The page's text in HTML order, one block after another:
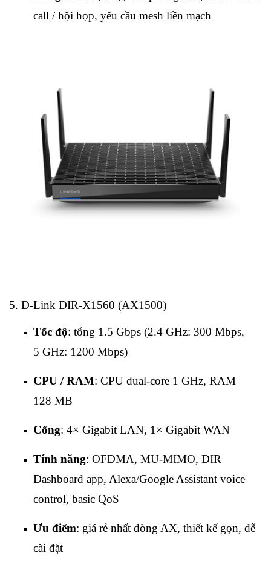
call / hội họp, yêu cầu mesh liền mạch
5. D‑Link DIR‑X1560 (AX1500)
Tốc độ: tổng 1.5 Gbps (2.4 GHz: 300 Mbps,
5 GHz: 1200 Mbps)
CPU / RAM: CPU dual‑core 1 GHz, RAM
128 MB
Cổng: 4× Gigabit LAN, 1× Gigabit WAN
Tính năng: OFDMA, MU‑MIMO, DIR
Dashboard app, Alexa/Google Assistant voice
control, basic QoS
Ưu điểm: giá rẻ nhất dòng AX, thiết kế gọn, dễ
cài đặt